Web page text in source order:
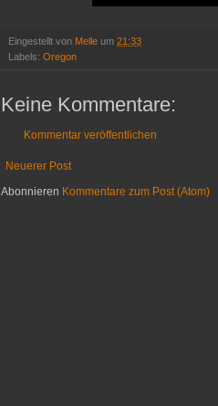
Eingestellt von Melle um 21:33
Labels: Oregon
Keine Kommentare:
Kommentar veröffentlichen
Neuerer Post
Abonnieren Kommentare zum Post (Atom)